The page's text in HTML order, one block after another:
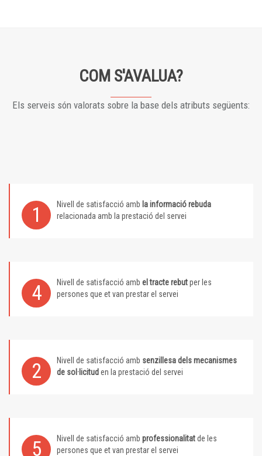
COM S'AVALUA?
Els serveis són valorats sobre la base dels atributs següents:
1 Nivell de satisfacció amb la informació rebuda
relacionada amb la prestació del servei
4 Nivell de satisfacció amb el tracte rebutper les
persones que et van prestar el servei
2 Nivell de satisfacció amb senzillesa dels mecanismes
de sol·licitud en la prestació del servei
5 Nivell de satisfacció amb professionalitatde les
persones que et van prestar el servei